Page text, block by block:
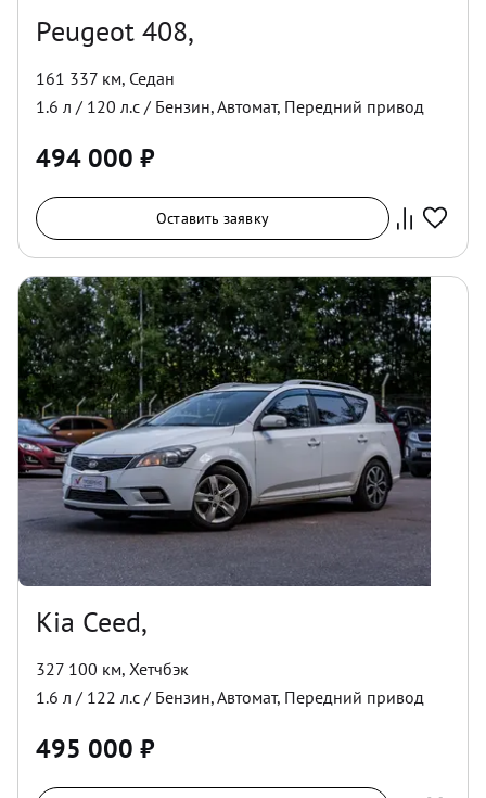
Peugeot 408,
161 337 км, Седан
1.6 л / 120 л.с / Бензин,Автомат, Передний привод
494 000 ₽
Оставить заявку
Kia Ceed,
327 100 км, Хетчбэк
1.6 л / 122 л.с / Бензин,Автомат, Передний привод
495 000 ₽